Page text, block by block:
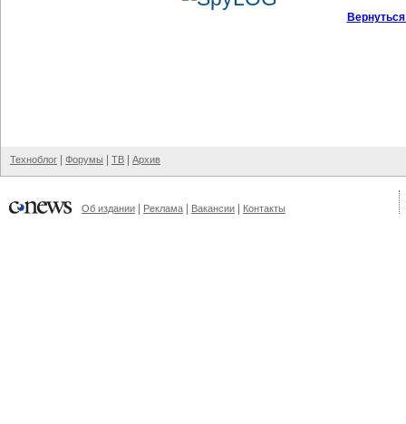
Техноблог Форумы ТВ Архив
Об издании Реклама Вакансии Контакты